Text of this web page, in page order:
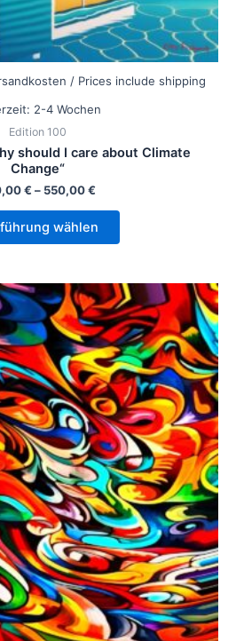
/ Prices include shipping
2-4 Wochen
Edition 100
should I care about Climate
Change“
€ – 550,00€
wählen
Dieses
Produkt
weist
mehrere
Varianten
auf.
Die
Optionen
können
auf
der
Produktseite
gewählt
werden